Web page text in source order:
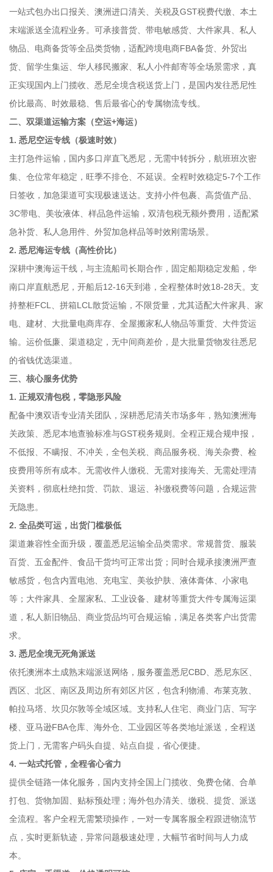
一站式包办出口报关、澳洲进口清关、关税及GST税费代缴、本土
末端派送全流程业务。可承接普货、带电敏感货、大件家具、私人
物品、电商备货等全品类货物，适配跨境电商FBA备货、外贸出
货、留学生集运、华人移民搬家、私人小件邮寄等全场景需求，真
正实现国内上门揽收、悉尼全境含税送货上门，是国内发往悉尼性
价比最高、时效最稳、售后最省心的专属物流专线。
二、双渠道运输方案（空运+海运）
1. 悉尼空运专线（极速时效）
主打急件运输，国内多口岸直飞悉尼，无需中转拆分，航班班次密
集、仓位常年稳定，旺季不排仓、不延误。全程时效稳定5-7个工作
日签收，加急渠道可实现极速送达。支持小件包裹、高货值产品、
3C带电、美妆液体、样品急件运输，双清包税无额外费用，适配紧
急补货、私人急用件、外贸加急样品等时效刚需场景。
2. 悉尼海运专线（高性价比）
深耕中澳海运干线，与主流船司长期合作，固定船期稳定发船，华
南口岸直航悉尼，开船后12-16天到港，全程整体时效18-28天。支
持整柜FCL、拼箱LCL散货运输，不限货量，尤其适配大件家具、家
电、建材、大批量电商库存、全屋搬家私人物品等重货、大件货运
输。运价低廉、渠道稳定，无中间商差价，是大批量货物发往悉尼
的省钱优选渠道。
三、核心服务优势
1. 正规双清包税，零隐形风险
配备中澳双语专业清关团队，深耕悉尼清关市场多年，熟知澳洲海
关政策、悉尼本地查验标准与GST税务规则。全程正规合规申报，
不低报、不瞒报、不冲关，全包关税、商品服务税、海关杂费、检
疫费用等所有成本。无需收件人缴税、无需对接海关、无需处理清
关资料，彻底杜绝扣货、罚款、退运、补缴税费等问题，合规运营
无隐患。
2. 全品类可运，出货门槛极低
渠道兼容性全面升级，覆盖悉尼运输全品类需求。常规普货、服装
百货、五金配件、食品干货均可正常出货；同时合规承接澳洲严查
敏感货，包含内置电池、充电宝、美妆护肤、液体膏体、小家电
等；大件家具、全屋家私、工业设备、建材等重货大件专属海运渠
道，私人新旧物品、商业货品均可合规运输，满足各类客户出货需
求。
3. 悉尼全境无死角派送
依托澳洲本土成熟末端派送网络，服务覆盖悉尼CBD、悉尼东区、
西区、北区、南区及周边所有郊区片区，包含利物浦、布莱克敦、
帕拉马塔、坎贝尔敦等全域区域。支持私人住宅、商业门店、写字
楼、亚马逊FBA仓库、海外仓、工业园区等各类地址派送，全程送
货上门，无需客户码头自提、站点自提，省心便捷。
4. 一站式托管，全程省心省力
提供全链路一体化服务，国内支持全国上门揽收、免费仓储、合单
打包、货物加固、贴标预处理；海外包办清关、缴税、提货、派送
全流程。客户全程无需繁琐操作，一对一专属客服全程跟进物流节
点，实时更新轨迹，异常问题极速处理，大幅节省时间与人力成
本。